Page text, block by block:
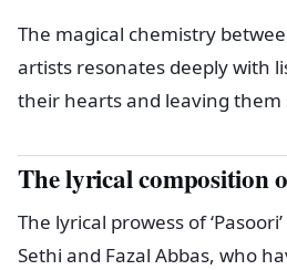
The magical chemistry
artists resonates deeply with
their hearts and leaving them
The lyrical composition
The lyrical prowess of
Sethi and Fazal Abbas, who